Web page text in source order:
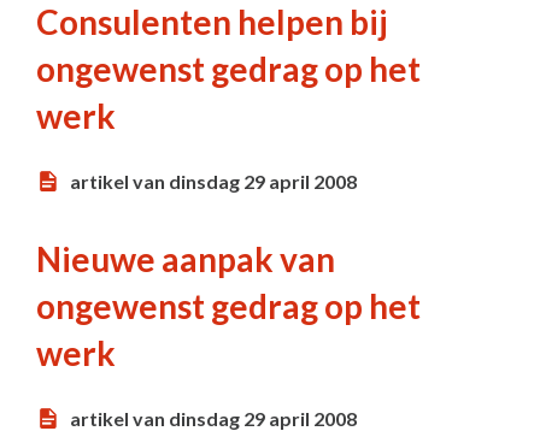
Consulenten helpen bij
ongewenst gedrag op het
werk
artikel van dinsdag 29 april 2008
Nieuwe aanpak van
ongewenst gedrag op het
werk
artikel van dinsdag 29 april 2008